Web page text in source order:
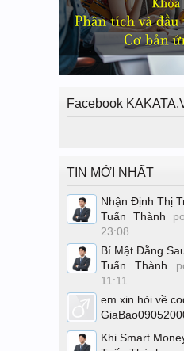
Facebook
TIN MỚI NHẤT
Nhận Định Thị
Tuấn Thành
23:08
Bí Mật Đằng
Tuấn Thành
11:11
em xin hỏi về
Khi Smart